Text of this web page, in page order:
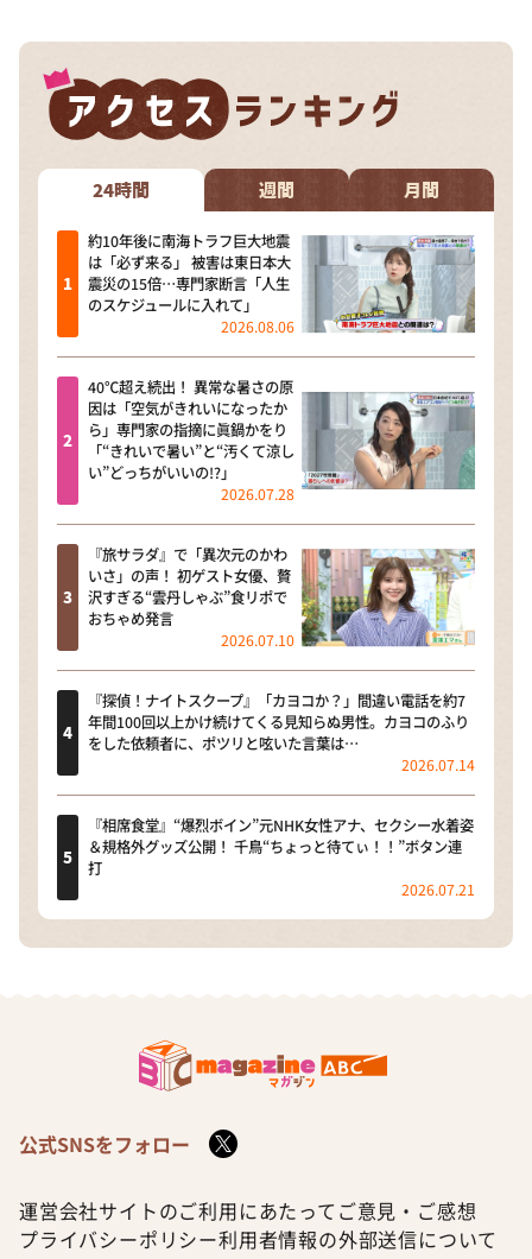
24時間 週間 月間
約10年後に南海トラフ巨大地震
は「必ず来る」 被害は東日本大
震災の15倍…専門家断言「人生
のスケジュールに入れて」
2026.08.06
40℃超え続出！ 異常な暑さの原
因は「空気がきれいになったか
ら」専門家の指摘に眞鍋かをり
「“きれいで暑い”と“汚くて涼し
い”どっちがいいの!?」
2026.07.28
『旅サラダ』で「異次元のかわ
いさ」の声！ 初ゲスト女優、贅
沢すぎる“雲丹しゃぶ”食リポで
おちゃめ発言
2026.07.10
『探偵！ナイトスクープ』「カヨコか？」間違い電話を約7
年間100回以上かけ続けてくる見知らぬ男性。カヨコのふり
をした依頼者に、ポツリと呟いた言葉は…
2026.07.14
『相席食堂』“爆烈ボイン”元NHK女性アナ、セクシー水着姿
＆規格外グッズ公開！ 千鳥“ちょっと待てぃ！！”ボタン連
打
2026.07.21
公式SNSをフォロー
運営会社サイトのご利用にあたって ご意見・ご感想
プライバシーポリシー利用者情報の外部送信について